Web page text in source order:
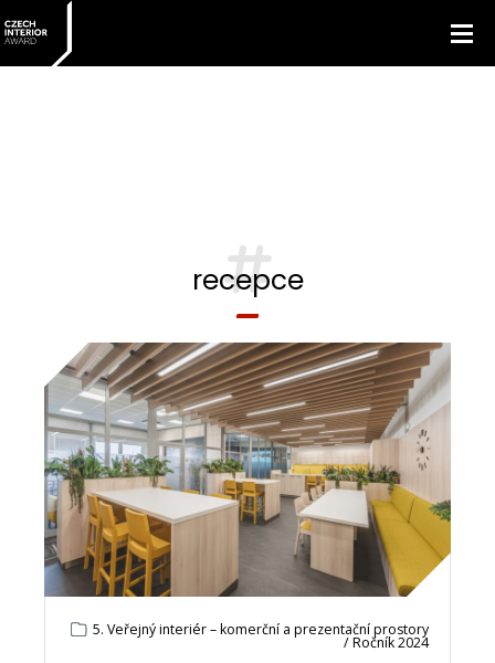
recepce
5. Veřejný interiér – komerční a prezentační prostory
/ Ročník 2024